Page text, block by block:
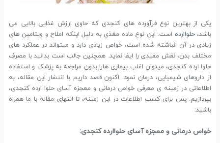
یکی از بهترین نوع فرآورده های کنجدی که حاوی ارزش غذایی بالایی می
باشد،حلواارده است. این نوع ماده مغذی به دلیل اینکه املاح و ویتامین های
زیادی در آن انباشته شده است، خواص زیادی دارد و میتواند در عملکرد های
مختلف بدن، نقش مفیدی را ایفا نماید. همچنین جالب است بدانید با مصرف
حلوا ارده کنجدی، میتوان اغلب بیماری هارا بدون مراجعه به پزشک و استفاده
از داروهای شیمیایی، درمان نمود. اکنون قصد داریم با انتشار این مقاله، به
اطلاعاتی در زمینه ی معرفی خواص درمانی و معجزه آسای حلوا ارده کنجدی،
بپردازیم. پس برای کسب اطلاعات در این زمینه، تا انتهای مقاله با ما همراه
باشید:
خواص درمانی و معجزه آسای حلواارده کنجدی: